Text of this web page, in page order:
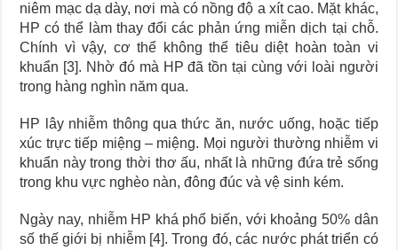
niêm mạc dạ dày, nơi mà có nồng độ a xít cao. Mặt khác,
HP có thể làm thay đổi các phản ứng miễn dịch tại chỗ.
Chính vì vậy, cơ thể không thể tiêu diệt hoàn toàn vi
khuẩn [3]. Nhờ đó mà HP đã tồn tại cùng với loài người
trong hàng nghìn năm qua.
HP lây nhiễm thông qua thức ăn, nước uống, hoặc tiếp
xúc trực tiếp miệng – miệng. Mọi người thường nhiễm vi
khuẩn này trong thời thơ ấu, nhất là những đứa trẻ sống
trong khu vực nghèo nàn, đông đúc và vệ sinh kém.
Ngày nay, nhiễm HP khá phổ biến, với khoảng 50% dân
số thế giới bị nhiễm [4]. Trong đó, các nước phát triển có